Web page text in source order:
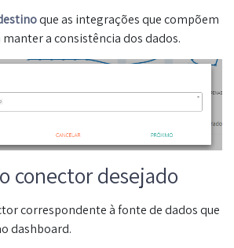
que as integrações que compõem
a consistência dos dados.
conector desejado
correspondente à fonte de dados que
dashboard.